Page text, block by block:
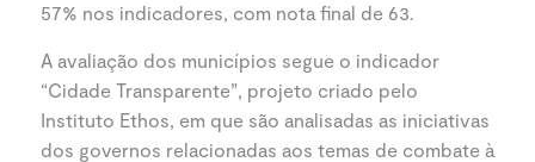
57% nos indicadores, com nota final de 63.
A avaliação dos municípios segue o indicador
“Cidade Transparente”, projeto criado pelo
Instituto Ethos, em que são analisadas as iniciativas
dos governos relacionadas aos temas de combate à